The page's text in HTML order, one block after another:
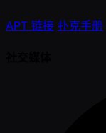
APT 链接 扑克手册